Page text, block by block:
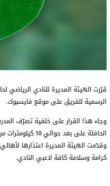
قرّرت الهيئة المديرة للنادي
الرسمية للفريق على موقع فايسبوك.
وجاء هذا القرار على خلفية تصرّف
الحافلة على بعد حوالي 10 كيلومترات من المدينة وأجبرهم على مواصلة الطريق سيرًا على الأقدام كعقوبة لهم.
وقدّمت الهيئة المديرة اعتذارها
كرامة وسلامة كافة لاعبي النادي.